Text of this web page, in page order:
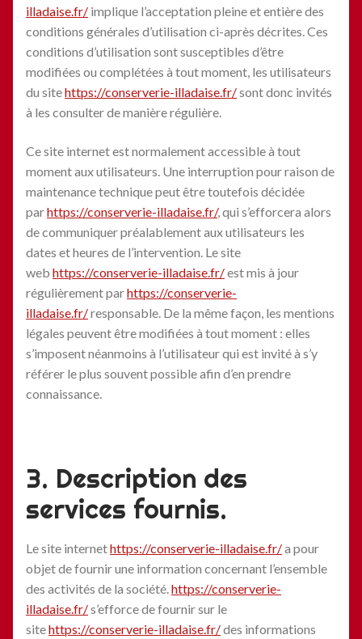
illadaise.fr/ implique l’acceptation pleine et entière des
conditions générales d’utilisation ci-après décrites. Ces
conditions d’utilisation sont susceptibles d’être
modifiées ou complétées à tout moment, les utilisateurs
du sitehttps://conserverie-illadaise.fr/sont donc invités
à les consulter de manière régulière.
Ce site internet est normalement accessible à tout
moment aux utilisateurs. Une interruption pour raison de
maintenance technique peut être toutefois décidée
parhttps://conserverie-illadaise.fr/, qui s’efforcera alors
de communiquer préalablement aux utilisateurs les
dates et heures de l’intervention. Le site
web https://conserverie-illadaise.fr/est mis à jour
régulièrement parhttps://conserverie-
illadaise.fr/responsable. De la même façon, les mentions
légales peuvent être modifiées à tout moment : elles
s’imposent néanmoins à l’utilisateur qui est invité à s’y
référer le plus souvent possible afin d’en prendre
connaissance.
3. Description des
services fournis.
Le site internethttps://conserverie-illadaise.fr/a pour
objet de fournir une information concernant l’ensemble
des activités de la société.https://conserverie-
illadaise.fr/s’efforce de fournir sur le
sitehttps://conserverie-illadaise.fr/des informations